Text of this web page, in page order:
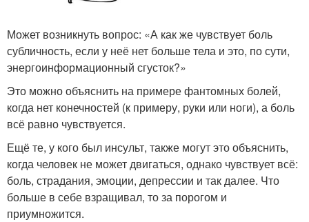
Может возникнуть вопрос: «А как же чувствует боль
субличность, если у неё нет больше тела и это, по сути,
энергоинформационный сгусток?»
Это можно объяснить на примере фантомных болей,
когда нет конечностей (к примеру, руки или ноги), а боль
всё равно чувствуется.
Ещё те, у кого был инсульт, также могут это объяснить,
когда человек не может двигаться, однако чувствует всё:
боль, страдания, эмоции, депрессии и так далее. Что
больше в себе взращивал, то за порогом и
приумножится.